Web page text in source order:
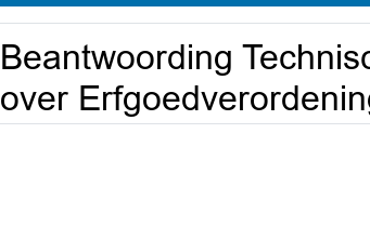
Beantwoording
over